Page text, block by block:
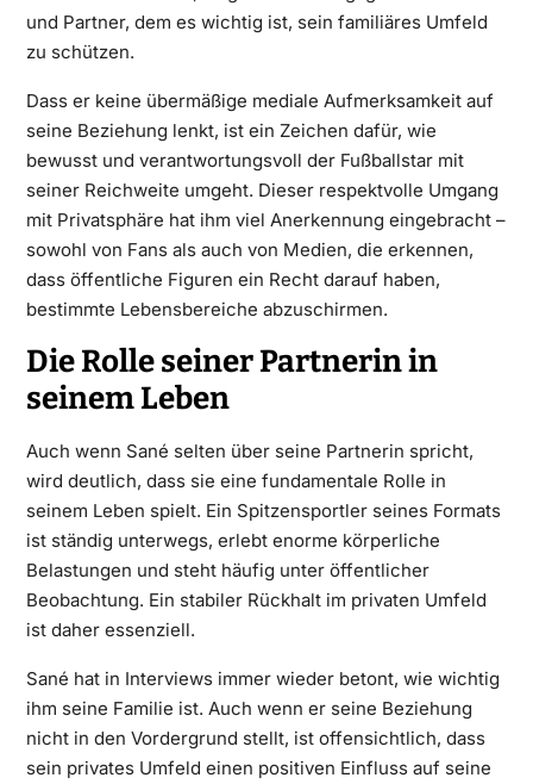
und Partner, dem es wichtig ist, sein familiäres Umfeld
zu schützen.
Dass er keine übermäßige mediale Aufmerksamkeit auf
seine Beziehung lenkt, ist ein Zeichen dafür, wie
bewusst und verantwortungsvoll der Fußballstar mit
seiner Reichweite umgeht. Dieser respektvolle Umgang
mit Privatsphäre hat ihm viel Anerkennung eingebracht –
sowohl von Fans als auch von Medien, die erkennen,
dass öffentliche Figuren ein Recht darauf haben,
bestimmte Lebensbereiche abzuschirmen.
Die Rolle seiner Partnerin in
seinem Leben
Auch wenn Sané selten über seine Partnerin spricht,
wird deutlich, dass sie eine fundamentale Rolle in
seinem Leben spielt. Ein Spitzensportler seines Formats
ist ständig unterwegs, erlebt enorme körperliche
Belastungen und steht häufig unter öffentlicher
Beobachtung. Ein stabiler Rückhalt im privaten Umfeld
ist daher essenziell.
Sané hat in Interviews immer wieder betont, wie wichtig
ihm seine Familie ist. Auch wenn er seine Beziehung
nicht in den Vordergrund stellt, ist offensichtlich, dass
sein privates Umfeld einen positiven Einfluss auf seine